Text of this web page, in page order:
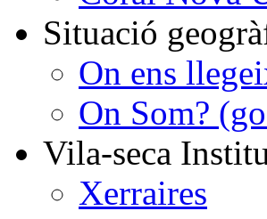
Situació
On ens
On Som?
Vila-seca
Xerraires